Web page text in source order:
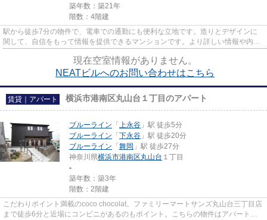
築年数：築21年
階数：4階建
駅から徒歩7分の物件で、電車での通勤にも便利な立地です。造りとデザインに
関して、自信をもって情報を提供できるマンションです。より詳しい情報や内見
現在空室情報がありません。
NEATビルへのお問い合わせはこちら
賃貸｜アパート 横浜市港南区丸山台１丁目のアパート
ブルーライン 「 上永谷 」駅 徒歩5分
ブルーライン 「 下永谷 」駅 徒歩20分
ブルーライン 「 舞岡 」駅 徒歩27分
神奈川県横浜市港南区丸山台 １丁目
-
築年数：築3年
階数：2階建
こだわりポイント満載のcoco chocolat。ファミリーマートサンズ丸山台三丁目店
まで徒歩6分と近場にコンビニがあるのもポイント。こちらの物件はアパートで